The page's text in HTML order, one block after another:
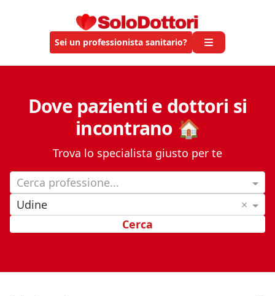
Sei un professionista sanitario?
Dove pazienti e dottori si
incontrano 🏠
Trova lo specialista giusto per te
Cerca professione...
Udine
×
Cerca